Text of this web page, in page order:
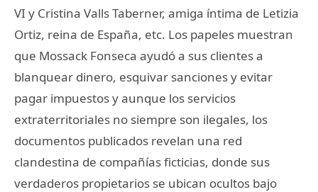
VI y Cristina Valls Taberner, amiga íntima de Letizia
Ortiz, reina de España, etc. Los papeles muestran
que Mossack Fonseca ayudó a sus clientes a
blanquear dinero, esquivar sanciones y evitar
pagar impuestos y aunque los servicios
extraterritoriales no siempre son ilegales, los
documentos publicados revelan una red
clandestina de compañías ficticias, donde sus
verdaderos propietarios se ubican ocultos bajo